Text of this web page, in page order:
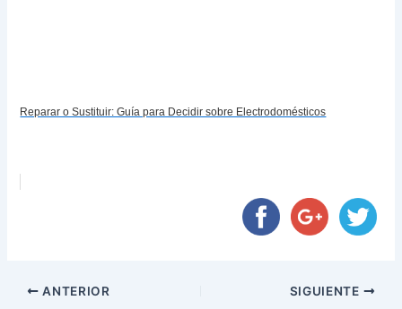
Reparar o Sustituir: Guía para Decidir sobre Electrodomésticos
ANTERIOR SIGUIENTE